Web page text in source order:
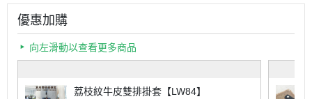
優惠加購
向左滑動以查看更多商品
荔枝紋牛皮雙排掛套【LW84】